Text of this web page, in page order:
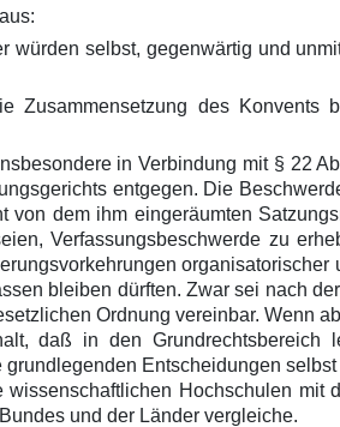
selbst, gegenwärtig und
Zusammensetzung des
in Verbindung mit § 22
entgegen. Die
dem ihm eingeräumten
Verfassungsbeschwerde zu
bleiben dürften. Zwar sei nach
Ordnung vereinbar. Wenn
daß in den
Entscheidungen
Hochschulen mit
und der Länder vergleiche.